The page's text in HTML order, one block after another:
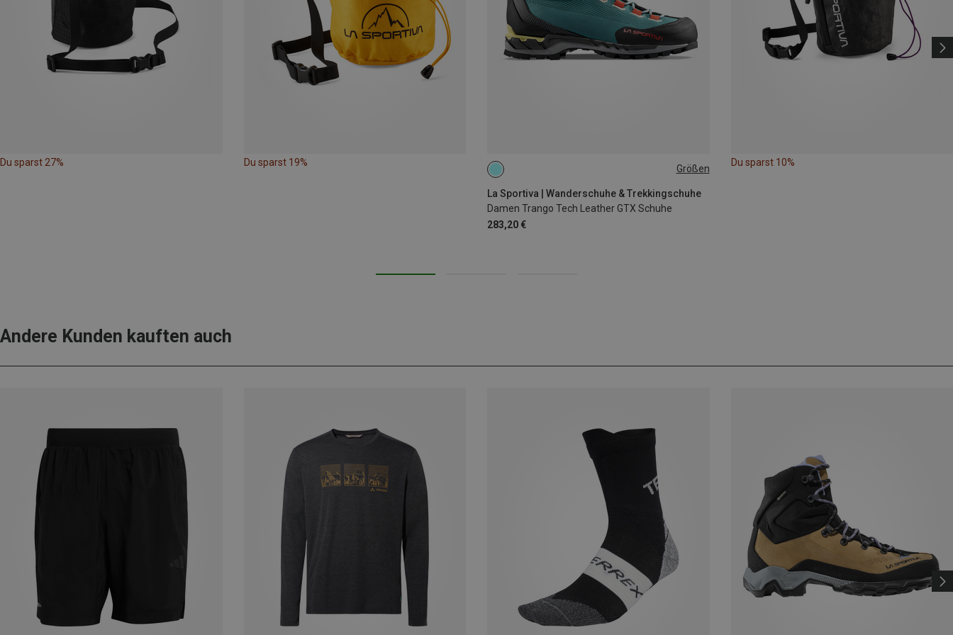
Du sparst 27% Du sparst 19%
Größen
La Sportiva | Wanderschuhe & Trekkingschuhe
Damen Trango Tech Leather GTX Schuhe
283,20 €
Du sparst 10%
Andere Kunden kauften auch